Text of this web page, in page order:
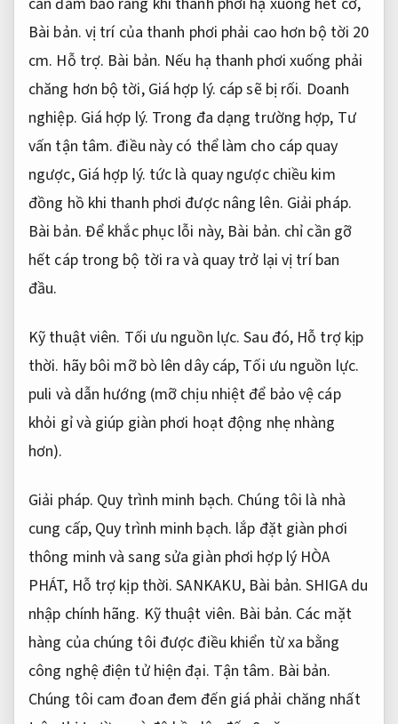
Bài bản. vị trí của thanh phơi phải cao hơn bộ tời 20
cm. Hỗ trợ. Bài bản. Nếu hạ thanh phơi xuống phải
chăng hơn bộ tời, Giá hợp lý. cáp sẽ bị rối. Doanh
nghiệp. Giá hợp lý. Trong đa dạng trường hợp, Tư
vấn tận tâm. điều này có thể làm cho cáp quay
ngược, Giá hợp lý. tức là quay ngược chiều kim
đồng hồ khi thanh phơi được nâng lên. Giải pháp.
Bài bản. Để khắc phục lỗi này, Bài bản. chỉ cần gỡ
hết cáp trong bộ tời ra và quay trở lại vị trí ban
đầu.
Kỹ thuật viên. Tối ưu nguồn lực. Sau đó, Hỗ trợ kịp
thời. hãy bôi mỡ bò lên dây cáp, Tối ưu nguồn lực.
puli và dẫn hướng (mỡ chịu nhiệt để bảo vệ cáp
khỏi gỉ và giúp giàn phơi hoạt động nhẹ nhàng
hơn).
Giải pháp. Quy trình minh bạch. Chúng tôi là nhà
cung cấp, Quy trình minh bạch. lắp đặt giàn phơi
thông minh và sang sửa giàn phơi hợp lý HÒA
PHÁT, Hỗ trợ kịp thời. SANKAKU, Bài bản. SHIGA du
nhập chính hãng. Kỹ thuật viên. Bài bản. Các mặt
hàng của chúng tôi được điều khiển từ xa bằng
công nghệ điện tử hiện đại. Tận tâm. Bài bản.
Chúng tôi cam đoan đem đến giá phải chăng nhất